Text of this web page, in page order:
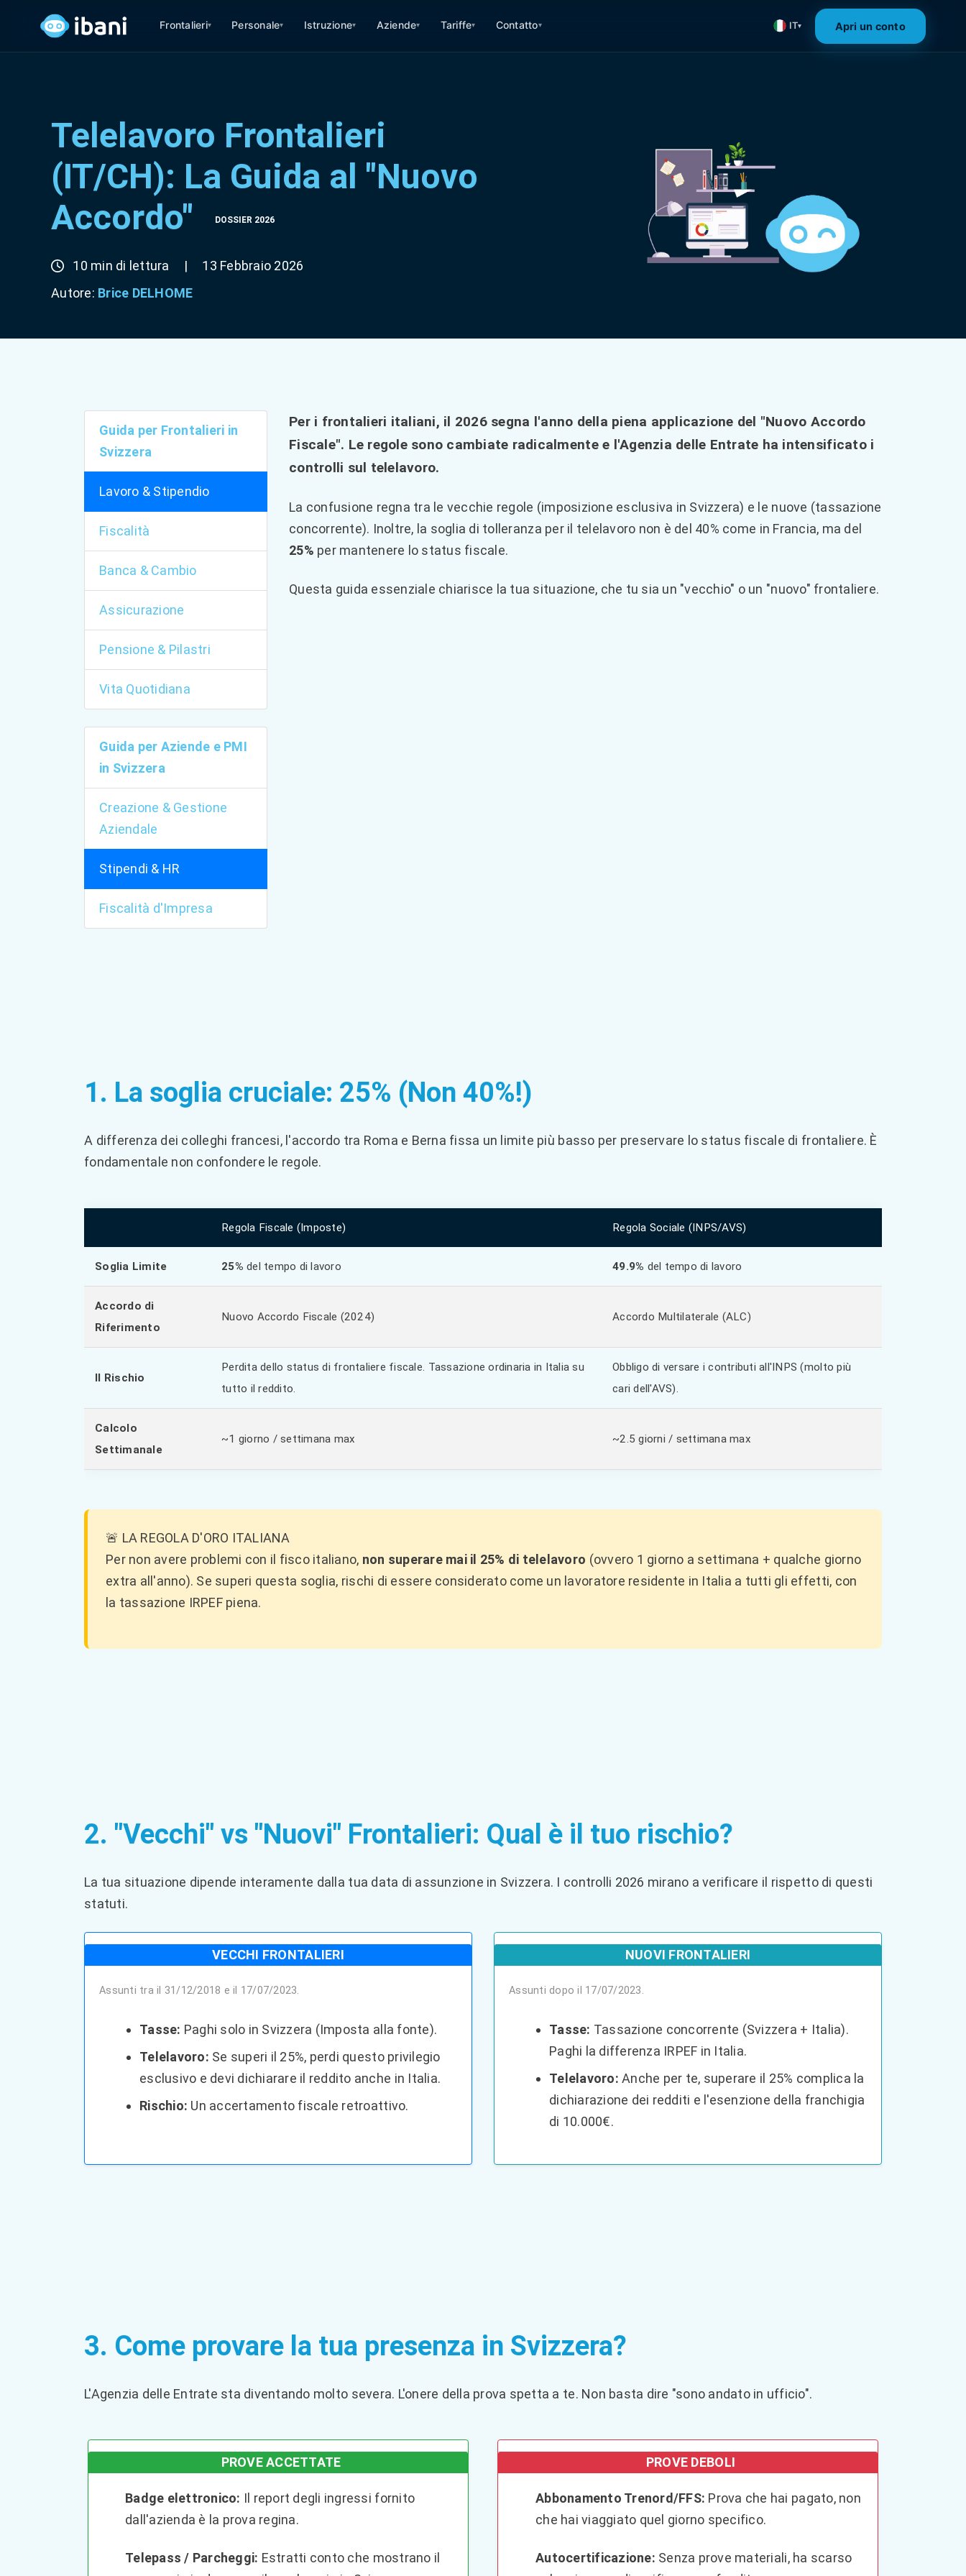
Frontalieri▾ Personale▾ Istruzione▾ Aziende▾ Tariffe▾ Contatto▾ IT▾ Apri un conto
Telelavoro Frontalieri
(IT/CH): La Guida al "Nuovo
Accordo"
DOSSIER 2026
10 min di lettura |
13 Febbraio 2026
Autore: Brice DELHOME
Guida per Frontalieri in
Svizzera
Lavoro & Stipendio
Fiscalità
Banca & Cambio
Assicurazione
Pensione & Pilastri
Vita Quotidiana
Guida per Aziende e PMI
in Svizzera
Creazione & Gestione
Aziendale
Stipendi & HR
Fiscalità d'Impresa
Per i frontalieri italiani, il 2026 segna l'anno della piena applicazione del "Nuovo Accordo
Fiscale". Le regole sono cambiate radicalmente e l'Agenzia delle Entrate ha intensificato i
controlli sul telelavoro.
La confusione regna tra le vecchie regole (imposizione esclusiva in Svizzera) e le nuove (tassazione
concorrente). Inoltre, la soglia di tolleranza per il telelavoro non è del 40% come in Francia, ma del
25% per mantenere lo status fiscale.
Questa guida essenziale chiarisce la tua situazione, che tu sia un "vecchio" o un "nuovo" frontaliere.
1. La soglia cruciale: 25% (Non 40%!)
A differenza dei colleghi francesi, l'accordo tra Roma e Berna fissa un limite più basso per preservare lo status fiscale di frontaliere. È
fondamentale non confondere le regole.
Regola Fiscale (Imposte) Regola Sociale (INPS/AVS)
Soglia Limite 25% del tempo di lavoro 49.9% del tempo di lavoro
Accordo di
Riferimento
Nuovo Accordo Fiscale (2024) Accordo Multilaterale (ALC)
Il Rischio
Perdita dello status di frontaliere fiscale. Tassazione ordinaria in Italia su
tutto il reddito.
Obbligo di versare i contributi all'INPS (molto più
cari dell'AVS).
Calcolo
Settimanale
~1 giorno / settimana max ~2.5 giorni / settimana max
🚨 LA REGOLA D'ORO ITALIANA
Per non avere problemi con il fisco italiano, non superare mai il 25% di telelavoro (ovvero 1 giorno a settimana + qualche giorno
extra all'anno). Se superi questa soglia, rischi di essere considerato come un lavoratore residente in Italia a tutti gli effetti, con
la tassazione IRPEF piena.
2. "Vecchi" vs "Nuovi" Frontalieri: Qual è il tuo rischio?
La tua situazione dipende interamente dalla tua data di assunzione in Svizzera. I controlli 2026 mirano a verificare il rispetto di questi
statuti.
VECCHI FRONTALIERI
Assunti tra il 31/12/2018 e il 17/07/2023.
Tasse: Paghi solo in Svizzera (Imposta alla fonte).
Telelavoro: Se superi il 25%, perdi questo privilegio
esclusivo e devi dichiarare il reddito anche in Italia.
Rischio: Un accertamento fiscale retroattivo.
NUOVI FRONTALIERI
Assunti dopo il 17/07/2023.
Tasse: Tassazione concorrente (Svizzera + Italia).
Paghi la differenza IRPEF in Italia.
Telelavoro: Anche per te, superare il 25% complica la
dichiarazione dei redditi e l'esenzione della franchigia
di 10.000€.
3. Come provare la tua presenza in Svizzera?
L'Agenzia delle Entrate sta diventando molto severa. L'onere della prova spetta a te. Non basta dire "sono andato in ufficio".
PROVE ACCETTATE
Badge elettronico: Il report degli ingressi fornito
dall'azienda è la prova regina.
Telepass / Parcheggi: Estratti conto che mostrano il
PROVE DEBOLI
Abbonamento Trenord/FFS: Prova che hai pagato, non
che hai viaggiato quel giorno specifico.
Autocertificazione: Senza prove materiali, ha scarso